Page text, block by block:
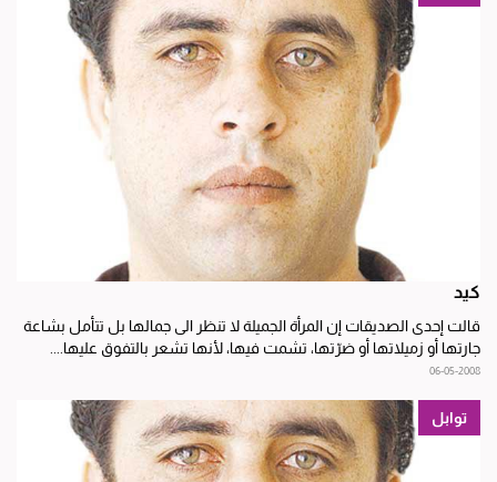
كيد
قالت إحدى الصديقات إن المرأة الجميلة لا تنظر الى جمالها بل تتأمل بشاعة
جارتها أو زميلاتها أو ضرّتها، تشمت فيها، لأنها تشعر بالتفوق عليها....
06-05-2008
توابل